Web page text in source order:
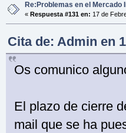
Re:Problemas en el Mercado
«Respuesta #131 en: 17 de
Cita de: Admin en
Os comunico
El plazo de cierre
mail que se ha